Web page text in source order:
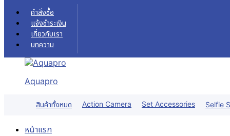
Skip to content
คำสั่งซื้อ
แจ้งชำระเงิน
เกี่ยวกับเรา
บทความ
Aquapro
สินค้าทั้งหมด Action Camera Set Accessories Selfie
หน้าแรก